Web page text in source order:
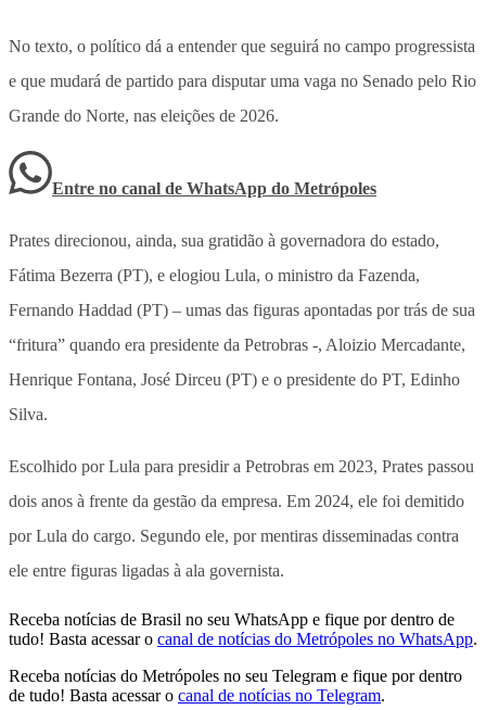
No texto, o político dá a entender que seguirá no campo progressista
e que mudará de partido para disputar uma vaga no Senado pelo Rio
Grande do Norte, nas eleições de 2026.
Entre no canal de WhatsApp do Metrópoles
Prates direcionou, ainda, sua gratidão à governadora do estado,
Fátima Bezerra (PT), e elogiou Lula, o ministro da Fazenda,
Fernando Haddad (PT) – umas das figuras apontadas por trás de sua
“fritura” quando era presidente da Petrobras -, Aloizio Mercadante,
Henrique Fontana, José Dirceu (PT) e o presidente do PT, Edinho
Silva.
Escolhido por Lula para presidir a Petrobras em 2023, Prates passou
dois anos à frente da gestão da empresa. Em 2024, ele foi demitido
por Lula do cargo. Segundo ele, por mentiras disseminadas contra
ele entre figuras ligadas à ala governista.
Receba notícias de Brasil no seu WhatsApp e fique por dentro de
tudo! Basta acessar o canal de notícias do Metrópoles no WhatsApp.
Receba notícias do Metrópoles no seu Telegram e fique por dentro
de tudo! Basta acessar o canal de notícias no Telegram.